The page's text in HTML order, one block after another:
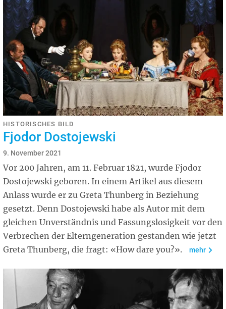
HISTORISCHES BILD
Fjodor Dostojewski
9. November 2021
Vor 200 Jahren, am 11. Februar 1821, wurde Fjodor
Dostojewski geboren. In einem Artikel aus diesem
Anlass wurde er zu Greta Thunberg in Beziehung
gesetzt. Denn Dostojewski habe als Autor mit dem
gleichen Unverständnis und Fassungslosigkeit vor den
Verbrechen der Elterngeneration gestanden wie jetzt
Greta Thunberg, die fragt: «How dare you?».
mehr